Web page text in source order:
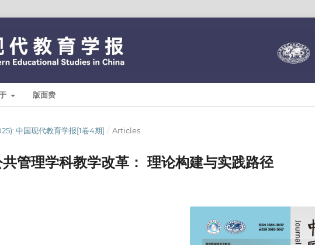
版面费
中国现代教育学报[1卷4期] / Articles
管理学科教学改革： 理论构建与实践路径